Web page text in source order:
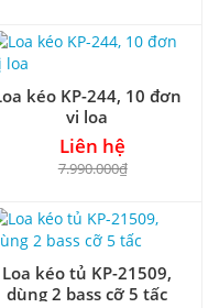
kéo KP-244, 10 đơn
vị loa
Liên hệ
7.990.000₫
Loa kéo tủ KP-21509,
dùng 2 bass cỡ 5 tấc